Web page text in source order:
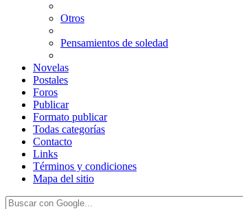
Otros
Pensamientos de soledad
Novelas
Postales
Foros
Publicar
Formato publicar
Todas categorías
Contacto
Links
Términos y condiciones
Mapa del sitio